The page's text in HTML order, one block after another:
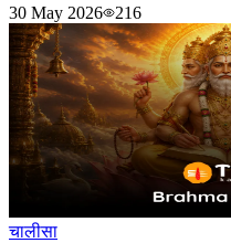
30 May 2026
216
चालीसा